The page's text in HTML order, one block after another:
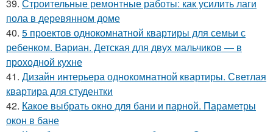
39. Строительные ремонтные работы: как усилить лаги
пола в деревянном доме
40. 5 проектов однокомнатной квартиры для семьи с
ребенком. Вариан. Детская для двух мальчиков — в
проходной кухне
41. Дизайн интерьера однокомнатной квартиры. Светлая
квартира для студентки
42. Какое выбрать окно для бани и парной. Параметры
окон в бане